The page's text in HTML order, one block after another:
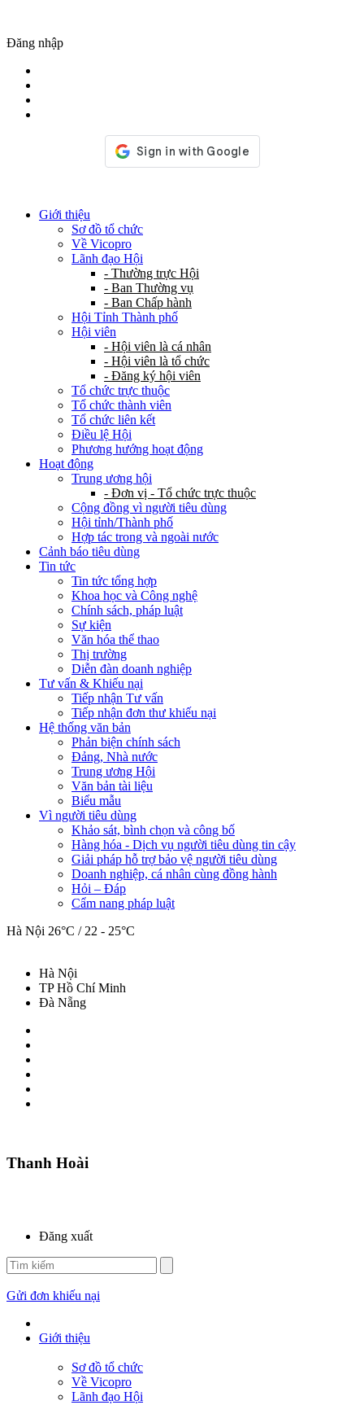
Đăng nhập
Giới thiệu
Sơ đồ tổ chức
Về Vicopro
Lãnh đạo Hội
- Thường trực Hội
- Ban Thường vụ
- Ban Chấp hành
Hội Tỉnh Thành phố
Hội viên
- Hội viên là cá nhân
- Hội viên là tổ chức
- Đăng ký hội viên
Tổ chức trực thuộc
Tổ chức thành viên
Tổ chức liên kết
Điều lệ Hội
Phương hướng hoạt động
Hoạt động
Trung ương hội
- Đơn vị - Tổ chức trực thuộc
Cộng đồng vì người tiêu dùng
Hội tỉnh/Thành phố
Hợp tác trong và ngoài nước
Cảnh báo tiêu dùng
Tin tức
Tin tức tổng hợp
Khoa học và Công nghệ
Chính sách, pháp luật
Sự kiện
Văn hóa thể thao
Thị trường
Diễn đàn doanh nghiệp
Tư vấn & Khiếu nại
Tiếp nhận Tư vấn
Tiếp nhận đơn thư khiếu nại
Hệ thống văn bản
Phản biện chính sách
Đảng, Nhà nước
Trung ương Hội
Văn bản tài liệu
Biểu mẫu
Vì người tiêu dùng
Khảo sát, bình chọn và công bố
Hàng hóa - Dịch vụ người tiêu dùng tin cậy
Giải pháp hỗ trợ bảo vệ người tiêu dùng
Doanh nghiệp, cá nhân cùng đồng hành
Hỏi – Đáp
Cẩm nang pháp luật
Hà Nội 26°C / 22 - 25°C
Hà Nội
TP Hồ Chí Minh
Đà Nẵng
Thanh Hoài
Đăng xuất
Gửi đơn khiếu nại
Giới thiệu
Sơ đồ tổ chức
Về Vicopro
Lãnh đạo Hội